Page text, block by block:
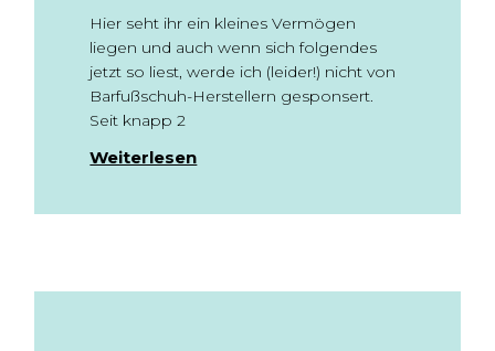
Hier seht ihr ein kleines Vermögen
liegen und auch wenn sich folgendes
jetzt so liest, werde ich (leider!) nicht von
Barfußschuh-Herstellern gesponsert.
Seit knapp 2
Weiterlesen